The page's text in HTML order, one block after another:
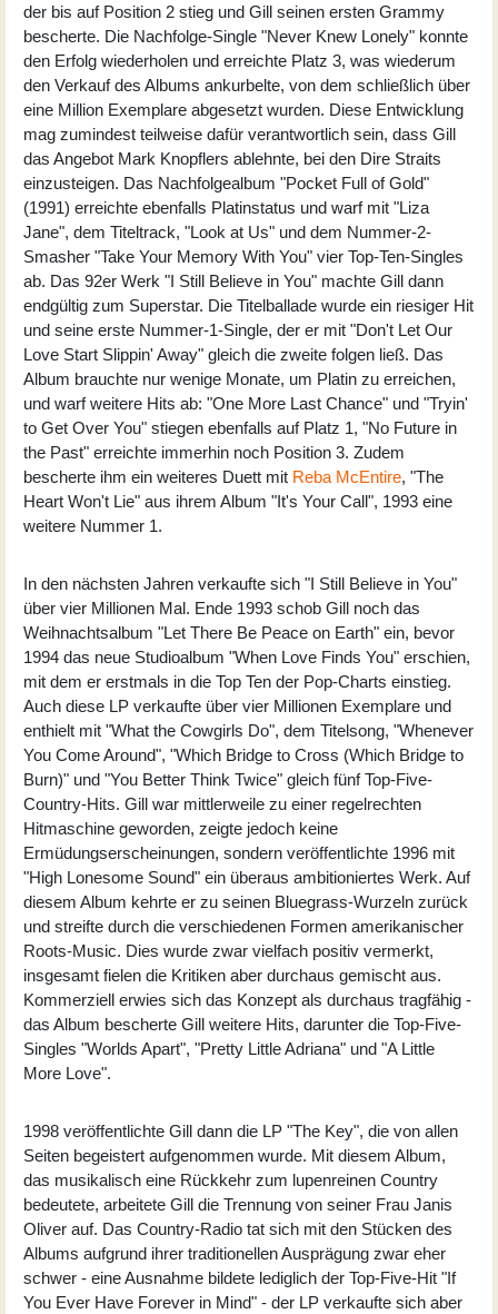
der bis auf Position 2 stieg und Gill seinen ersten Grammy
bescherte. Die Nachfolge-Single "Never Knew Lonely" konnte
den Erfolg wiederholen und erreichte Platz 3, was wiederum
den Verkauf des Albums ankurbelte, von dem schließlich über
eine Million Exemplare abgesetzt wurden. Diese Entwicklung
mag zumindest teilweise dafür verantwortlich sein, dass Gill
das Angebot Mark Knopflers ablehnte, bei den Dire Straits
einzusteigen. Das Nachfolgealbum "Pocket Full of Gold"
(1991) erreichte ebenfalls Platinstatus und warf mit "Liza
Jane", dem Titeltrack, "Look at Us" und dem Nummer-2-
Smasher "Take Your Memory With You" vier Top-Ten-Singles
ab. Das 92er Werk "I Still Believe in You" machte Gill dann
endgültig zum Superstar. Die Titelballade wurde ein riesiger Hit
und seine erste Nummer-1-Single, der er mit "Don't Let Our
Love Start Slippin' Away" gleich die zweite folgen ließ. Das
Album brauchte nur wenige Monate, um Platin zu erreichen,
und warf weitere Hits ab: "One More Last Chance" und "Tryin'
to Get Over You" stiegen ebenfalls auf Platz 1, "No Future in
the Past" erreichte immerhin noch Position 3. Zudem
bescherte ihm ein weiteres Duett mit Reba McEntire, "The
Heart Won't Lie" aus ihrem Album "It's Your Call", 1993 eine
weitere Nummer 1.
In den nächsten Jahren verkaufte sich "I Still Believe in You"
über vier Millionen Mal. Ende 1993 schob Gill noch das
Weihnachtsalbum "Let There Be Peace on Earth" ein, bevor
1994 das neue Studioalbum "When Love Finds You" erschien,
mit dem er erstmals in die Top Ten der Pop-Charts einstieg.
Auch diese LP verkaufte über vier Millionen Exemplare und
enthielt mit "What the Cowgirls Do", dem Titelsong, "Whenever
You Come Around", "Which Bridge to Cross (Which Bridge to
Burn)" und "You Better Think Twice" gleich fünf Top-Five-
Country-Hits. Gill war mittlerweile zu einer regelrechten
Hitmaschine geworden, zeigte jedoch keine
Ermüdungserscheinungen, sondern veröffentlichte 1996 mit
"High Lonesome Sound" ein überaus ambitioniertes Werk. Auf
diesem Album kehrte er zu seinen Bluegrass-Wurzeln zurück
und streifte durch die verschiedenen Formen amerikanischer
Roots-Music. Dies wurde zwar vielfach positiv vermerkt,
insgesamt fielen die Kritiken aber durchaus gemischt aus.
Kommerziell erwies sich das Konzept als durchaus tragfähig -
das Album bescherte Gill weitere Hits, darunter die Top-Five-
Singles "Worlds Apart", "Pretty Little Adriana" und "A Little
More Love".
1998 veröffentlichte Gill dann die LP "The Key", die von allen
Seiten begeistert aufgenommen wurde. Mit diesem Album,
das musikalisch eine Rückkehr zum lupenreinen Country
bedeutete, arbeitete Gill die Trennung von seiner Frau Janis
Oliver auf. Das Country-Radio tat sich mit den Stücken des
Albums aufgrund ihrer traditionellen Ausprägung zwar eher
schwer - eine Ausnahme bildete lediglich der Top-Five-Hit "If
You Ever Have Forever in Mind" - der LP verkaufte sich aber